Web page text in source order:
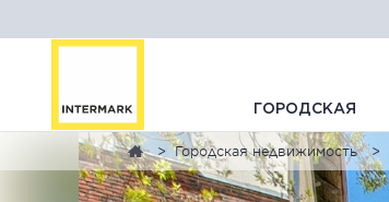
ГОРОДСКАЯ
Городская недвижимость